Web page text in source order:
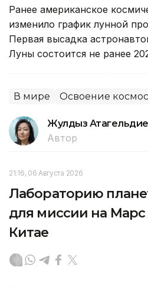
Ранее американское
изменило график лунной
Первая высадка
Луны состоится не ранее
В мире Освоение
Жулдыз
Автор
21:16, 06 Августа 2026
Лабораторию
для миссии на Марс
Китае